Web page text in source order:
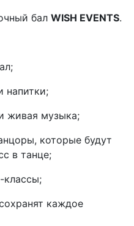
бал WISH EVENTS.
напитки;
живая музыка;
которые будут
в танце;
каждое